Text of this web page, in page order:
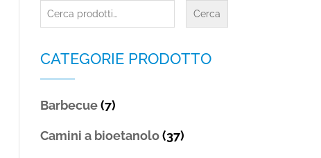
Cerca: Cerca
CATEGORIE PRODOTTO
Barbecue (7)
Camini a bioetanolo (37)